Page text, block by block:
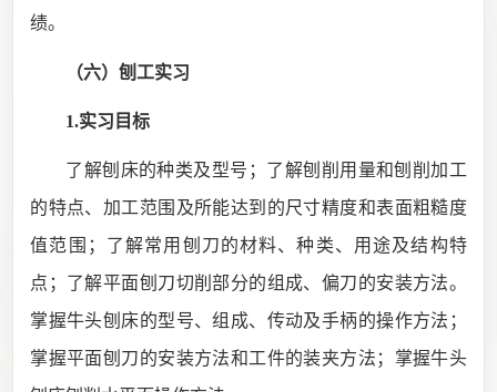
绩。
（六）刨工实习
1.实习目标
了解刨床的种类及型号；了解刨削用量和刨削加工
的特点、加工范围及所能达到的尺寸精度和表面粗糙度
值范围；了解常用刨刀的材料、种类、用途及结构特
点；了解平面刨刀切削部分的组成、偏刀的安装方法。
掌握牛头刨床的型号、组成、传动及手柄的操作方法；
掌握平面刨刀的安装方法和工件的装夹方法；掌握牛头